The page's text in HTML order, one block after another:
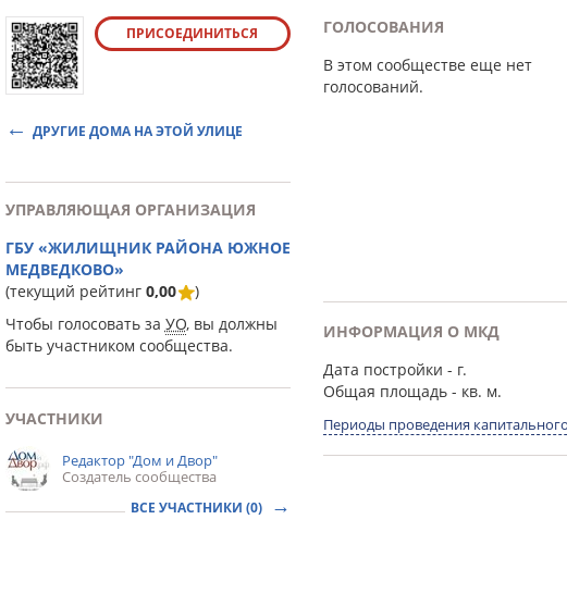
ПРИСОЕДИНИТЬСЯ
ДРУГИЕ ДОМА НА ЭТОЙ УЛИЦЕ
УПРАВЛЯЮЩАЯ ОРГАНИЗАЦИЯ
ГБУ «ЖИЛИЩНИК РАЙОНА ЮЖНОЕ
МЕДВЕДКОВО»
(текущий рейтинг 0,00
)
Чтобы голосовать за УО, вы должны
быть участником сообщества.
УЧАСТНИКИ
Редактор "Дом и Двор"
Создатель сообщества
ВСЕ УЧАСТНИКИ (0)
ГОЛОСОВАНИЯ
В этом сообществе еще нет
голосований.
ИНФОРМАЦИЯ О МКД
Дата постройки - г.
Общая площадь- кв. м.
Периоды проведения